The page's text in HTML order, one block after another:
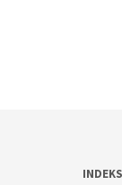
INDEKS